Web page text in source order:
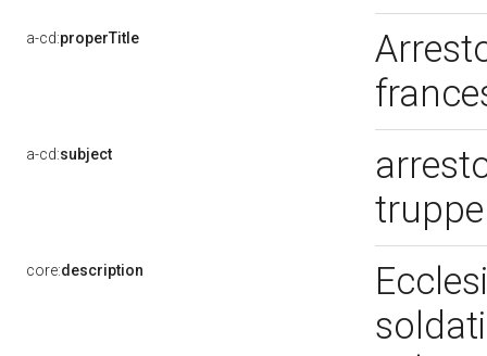
a-cd:properTitle
a-cd:subject
core:description